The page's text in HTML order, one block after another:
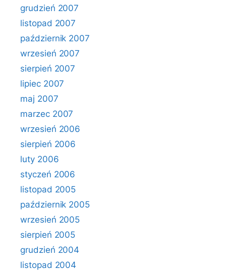
grudzień 2007
listopad 2007
październik 2007
wrzesień 2007
sierpień 2007
lipiec 2007
maj 2007
marzec 2007
wrzesień 2006
sierpień 2006
luty 2006
styczeń 2006
listopad 2005
październik 2005
wrzesień 2005
sierpień 2005
grudzień 2004
listopad 2004